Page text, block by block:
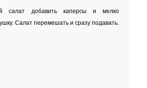
салат добавить каперсы и мелко
Салат перемешать и сразу подавать.